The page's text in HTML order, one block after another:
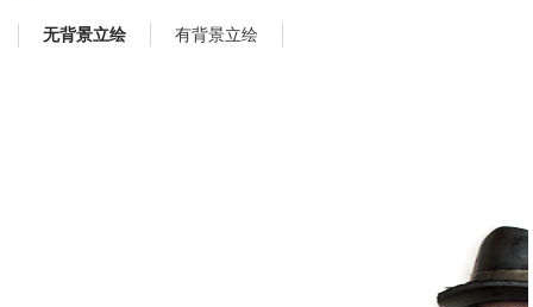
无背景立绘 有背景立绘